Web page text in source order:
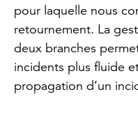
pour laquelle nous
retournement. La
deux branches
incidents plus fluide
propagation d’un